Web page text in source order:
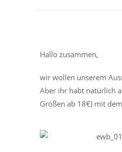
Hallo zusammen,
wir wollen unserem
Aber ihr habt natürlich
Größen ab 18€) mit